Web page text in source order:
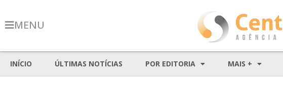
MENU
INÍCIO ÚLTIMAS NOTÍCIAS POR EDITORIA MAIS +